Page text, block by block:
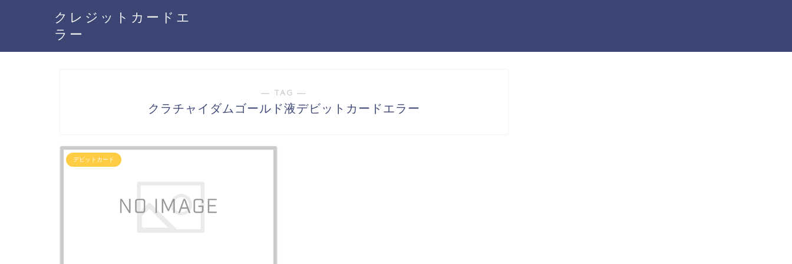
クレジットカードエ
ラー
― TAG ―
クラチャイダムゴールド液デビットカードエラー
デビットカード